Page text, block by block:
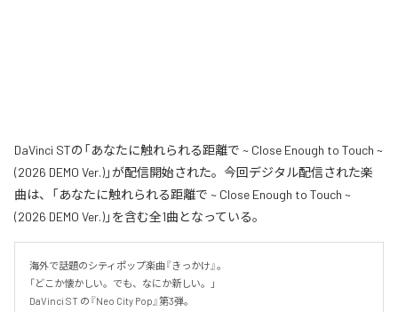
DaVinci STの「あなたに触れられる距離で ~ Close Enough to Touch ~
(2026 DEMO Ver.)」が配信開始された。今回デジタル配信された楽
曲は、「あなたに触れられる距離で ~ Close Enough to Touch ~
(2026 DEMO Ver.)」を含む全1曲となっている。
海外で話題のシティポップ楽曲『きっかけ』。
「どこか懐かしい。でも、なにか新しい。」
DaVinci ST の『Neo City Pop』第3弾。